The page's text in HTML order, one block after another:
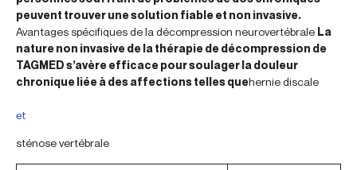
peuvent trouver une solution fiable et non invasive.
Avantages spécifiques de la décompression neurovertébrale La
nature non invasive de la thérapie de décompression de
TAGMED s’avère efficace pour soulager la douleur
chronique liée à des affections telles quehernie discale
et
sténose vertébrale